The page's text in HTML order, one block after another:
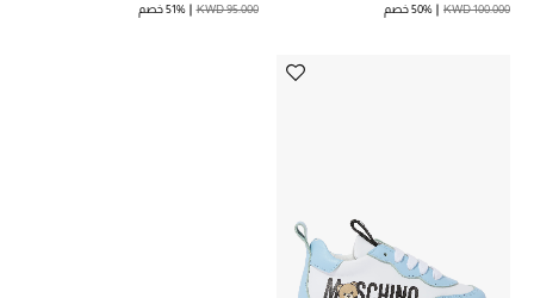
مستحضرات الاستحمام والعناية بالجسم
الجمال في بلوميز
KWD 100.000 50% خصم KWD 95.000 51% خصم